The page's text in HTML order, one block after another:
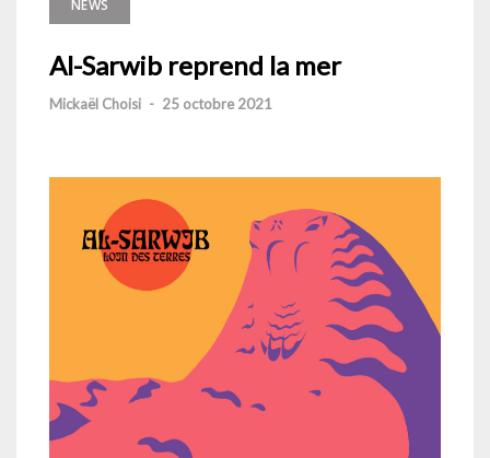
NEWS
Al-Sarwib reprend la mer
Mickaël Choisi - 25 octobre 2021